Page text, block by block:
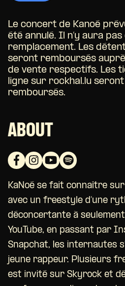
Le concert de Kanoé
été annulé. Il n’y aura
remplacement. Les
seront remboursés
de vente respectifs. Les
ligne sur rockhal.lu
remboursés.
ABOUT
KaNoé se fait connaître
avec un freestyle d’une
déconcertante à
YouTube, en passant par
Snapchat, les internautes
jeune rappeur. Plusieurs
est invité sur Skyrock et